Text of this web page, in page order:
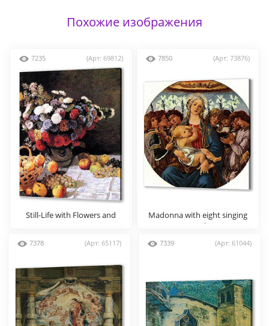
Похожие изображения
7235 (Арт: 69812)
Still-Life with Flowers and
Fruits
7850 (Арт: 73876)
Madonna with eight singing
angels
7378 (Арт: 65117) 7339 (Арт: 61044)